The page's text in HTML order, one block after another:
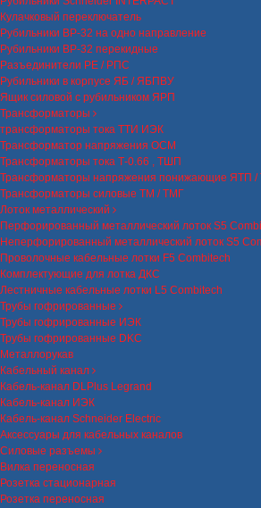
Кулачковый переключатель
Рубильники ВР-32 на одно направление
Рубильники ВР-32 перекидные
Разъединители РЕ / РПС
Рубильники в корпусе ЯБ / ЯБПВУ
Ящик силовой с рубильником ЯРП
Трансформаторы
трансформаторы тока ТТИ ИЭК
Трансформатор напряжения ОСМ
Трансформаторы тока Т-0.66 , ТШП
Трансформаторы напряжения понижающие ЯТП /
Трансформаторы силовые ТМ / ТМГ
Лоток металлический
Перфорированный металлический лоток S5
Неперфорированный металлический лоток S5
Проволочные кабельные лотки F5 Combitech
Комплектующие для лотка ДКС
Лестничные кабельные лотки L5 Combitech
Трубы гофрированные
Трубы гофрированные ИЭК
Трубы гофрированные DKC
Металлорукав
Кабельный канал
Кабель-канал DLPlus Legrand
Кабель-канал ИЭК
Кабель-канал Schneider Electric
Аксессуары для кабельных каналов
Силовые разъемы
Вилка переносная
Розетка стационарная
Розетка переносная